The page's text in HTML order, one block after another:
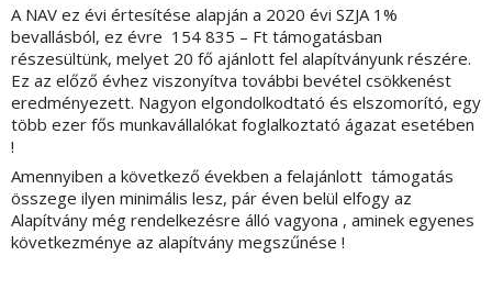
A NAV ez évi értesítése alapján a 2020 évi SZJA 1%
bevallásból, ez évre 154 835 – Ft támogatásban
részesültünk, melyet 20 fő ajánlott fel alapítványunk részére.
Ez az előző évhez viszonyítva további bevétel csökkenést
eredményezett. Nagyon elgondolkodtató és elszomorító, egy
több ezer fős munkavállalókat foglalkoztató ágazat esetében
!
Amennyiben a következő években a felajánlott támogatás
összege ilyen minimális lesz, pár éven belül elfogy az
Alapítvány még rendelkezésre álló vagyona , aminek egyenes
következménye az alapítvány megszűnése !